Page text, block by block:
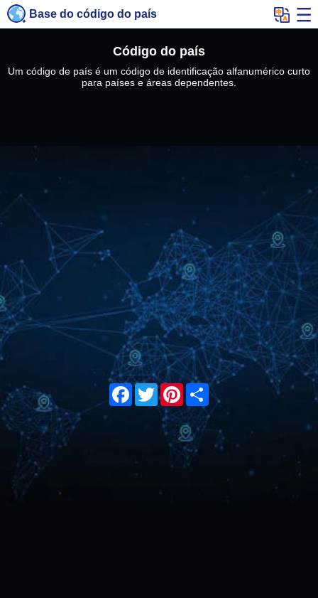
Base do código do país
Código do país
Um código de país é um código de identificação alfanumérico curto
para países e áreas dependentes.
Facebook
TwitterPinterest
Share